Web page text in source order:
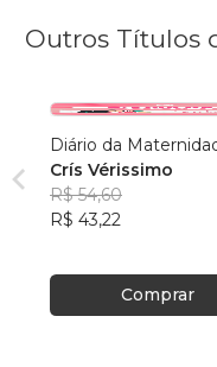
Outros Títulos
Diário da
Crís Vérissimo
R$ 54,60
R$ 43,22
Comprar